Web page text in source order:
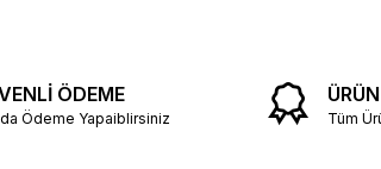
ÖDEME
Ödeme Yapaiblirsiniz Tüm